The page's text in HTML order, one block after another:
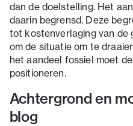
dan de doelstelling. Het
daarin begrensd. Deze
tot kostenverlaging van de
om de situatie om te
het aandeel fossiel moet
positioneren.
Achtergrond en
blog